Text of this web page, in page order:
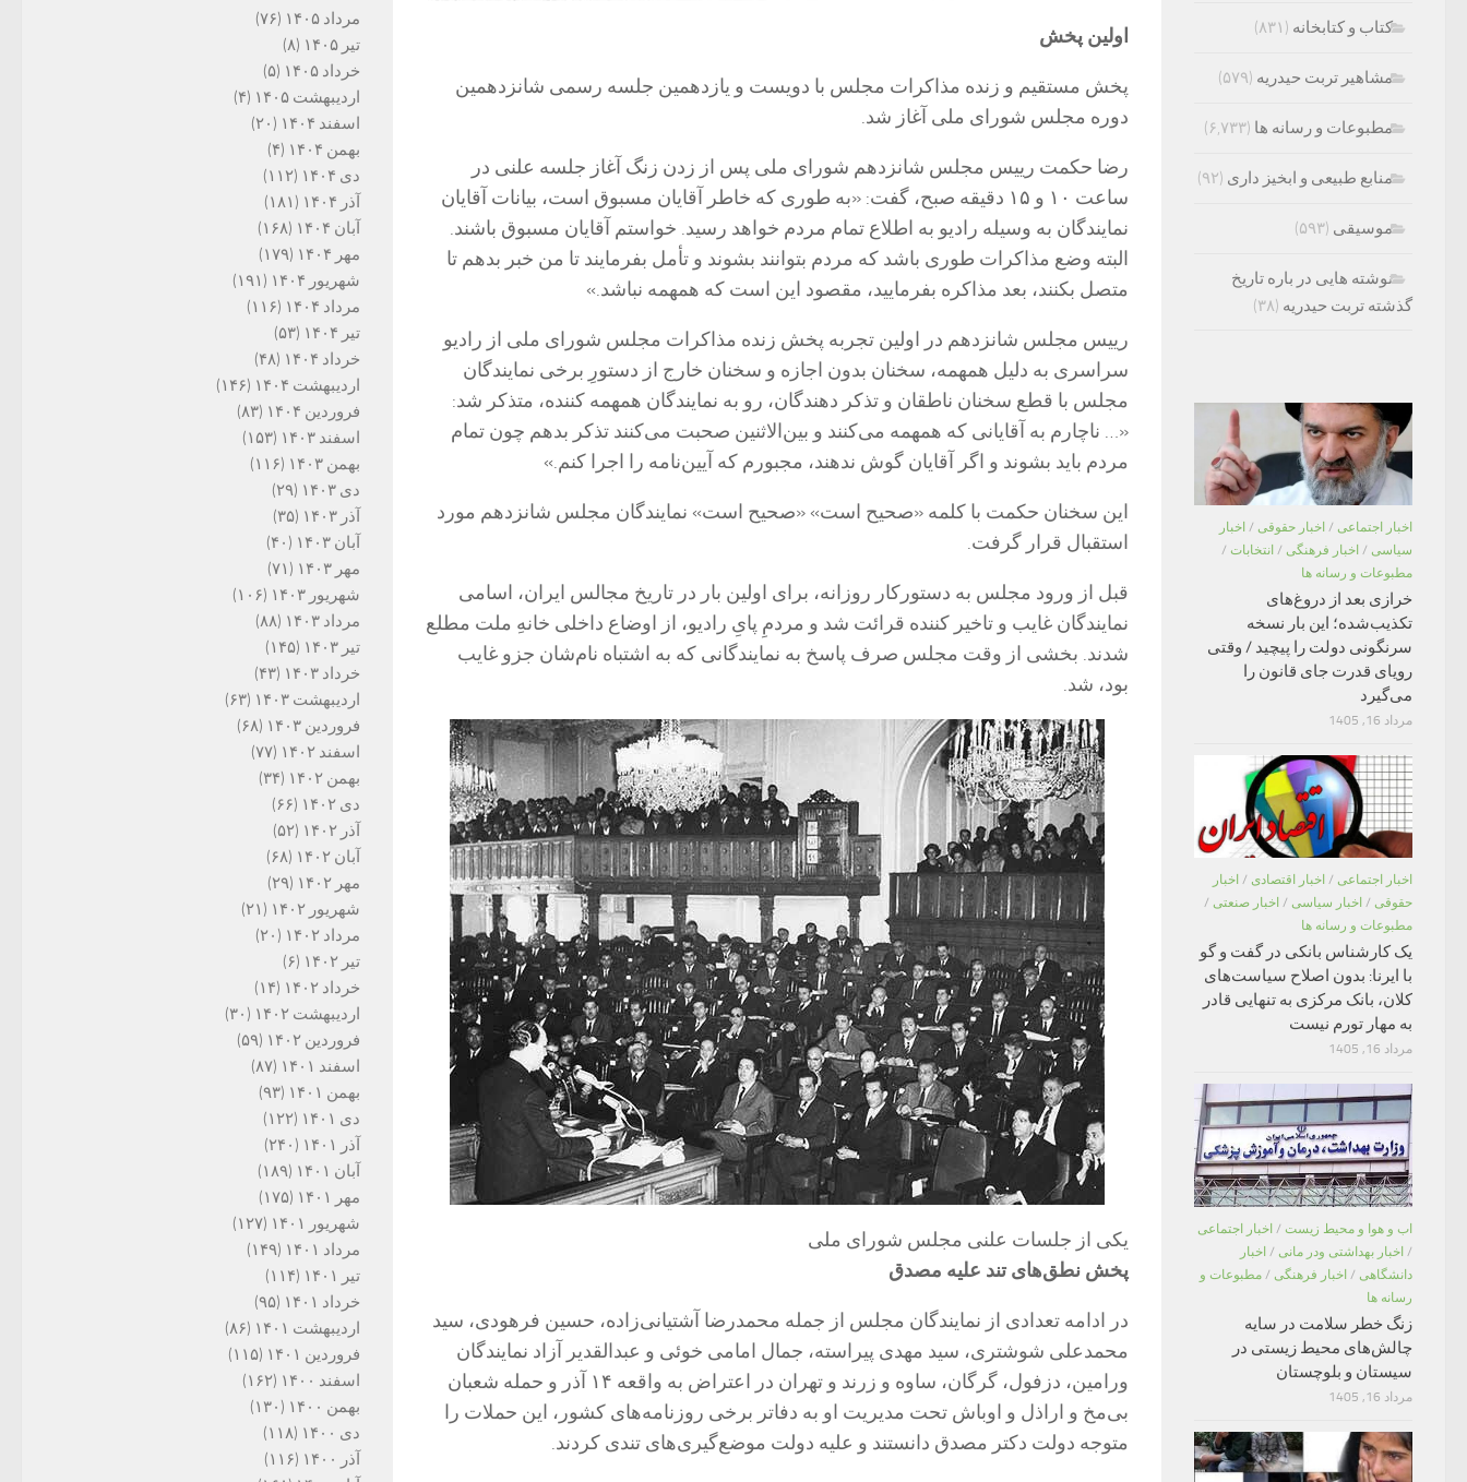
اولین پخش
پخش مستقیم و زنده مذاکرات مجلس با دویست و یازدهمین جلسه رسمی شانزدهمین
دوره مجلس شورای ملی آغاز شد.
رضا حکمت رییس مجلس شانزدهم شورای ملی پس از زدن زنگ آغاز جلسه علنی در
ساعت ۱۰ و ۱۵ دقیقه صبح، گفت: «به طوری که خاطر آقایان مسبوق است، بیانات آقایان
نمایندگان به وسیله رادیو به اطلاع تمام مردم خواهد رسید. خواستم آقایان مسبوق باشند.
البته وضع مذاکرات طوری باشد که مردم بتوانند بشوند و تأمل بفرمایند تا من خبر بدهم تا
متصل بکنند، بعد مذاکره بفرمایید، مقصود این است که همهمه نباشد.»
رییس مجلس شانزدهم در اولین تجربه پخش زنده مذاکرات مجلس شورای ملی از رادیو
سراسری به دلیل همهمه، سخنان بدون اجازه و سخنان خارج از دستورِ برخی نمایندگان
مجلس با قطع سخنان ناطقان و تذکر دهندگان، رو به نمایندگان همهمه کننده، متذکر شد:
«… ناچارم به آقایانی که همهمه می‌کنند و بین‌الاثنین صحبت می‌کنند تذکر بدهم چون تمام
مردم باید بشوند و اگر آقایان گوش ندهند، مجبورم که آیین‌نامه را اجرا کنم.»
این سخنان حکمت با کلمه «صحیح است» «صحیح است» نمایندگان مجلس شانزدهم مورد
استقبال قرار گرفت.
قبل از ورود مجلس به دستورکار روزانه، برای اولین بار در تاریخ مجالس ایران، اسامی
نمایندگان غایب و تاخیر کننده قرائت شد و مردمِ پایِ رادیو، از اوضاع داخلی خانهِ ملت مطلع
شدند. بخشی از وقت مجلس صرف پاسخ به نمایندگانی که به اشتباه نام‌شان جزو غایب
بود، شد.
یکی از جلسات علنی مجلس شورای ملی
پخش نطق‌های تند علیه مصدق
در ادامه تعدادی از نمایندگان مجلس از جمله محمدرضا آشتیانی‌زاده، حسین فرهودی، سید
محمدعلی شوشتری، سید مهدی پیراسته، جمال امامی خوئی و عبدالقدیر آزاد نمایندگان
ورامین، دزفول، گرگان، ساوه و زرند و تهران در اعتراض به واقعه ۱۴ آذر و حمله شعبان
بی‌مخ و اراذل و اوباش تحت مدیریت او به دفاتر برخی روزنامه‌های کشور، این حملات را
متوجه دولت دکتر مصدق دانستند و علیه دولت موضع‌گیری‌های تندی کردند.
مرداد ۱۴۰۵
(۷۶)
تیر ۱۴۰۵
(۸)
خرداد ۱۴۰۵
(۵)
اردیبهشت ۱۴۰۵
(۴)
اسفند ۱۴۰۴
(۲۰)
بهمن ۱۴۰۴
(۴)
دی ۱۴۰۴
(۱۱۲)
آذر ۱۴۰۴
(۱۸۱)
آبان ۱۴۰۴
(۱۶۸)
مهر ۱۴۰۴
(۱۷۹)
شهریور ۱۴۰۴
(۱۹۱)
مرداد ۱۴۰۴
(۱۱۶)
تیر ۱۴۰۴
(۵۳)
خرداد ۱۴۰۴
(۴۸)
اردیبهشت ۱۴۰۴
(۱۴۶)
فروردین ۱۴۰۴
(۸۳)
اسفند ۱۴۰۳
(۱۵۳)
بهمن ۱۴۰۳
(۱۱۶)
دی ۱۴۰۳
(۲۹)
آذر ۱۴۰۳
(۳۵)
آبان ۱۴۰۳
(۴۰)
مهر ۱۴۰۳
(۷۱)
شهریور ۱۴۰۳
(۱۰۶)
مرداد ۱۴۰۳
(۸۸)
تیر ۱۴۰۳
(۱۴۵)
خرداد ۱۴۰۳
(۴۳)
اردیبهشت ۱۴۰۳
(۶۳)
فروردین ۱۴۰۳
(۶۸)
اسفند ۱۴۰۲
(۷۷)
بهمن ۱۴۰۲
(۳۴)
دی ۱۴۰۲
(۶۶)
آذر ۱۴۰۲
(۵۲)
آبان ۱۴۰۲
(۶۸)
مهر ۱۴۰۲
(۲۹)
شهریور ۱۴۰۲
(۲۱)
مرداد ۱۴۰۲
(۲۰)
تیر ۱۴۰۲
(۶)
خرداد ۱۴۰۲
(۱۴)
اردیبهشت ۱۴۰۲
(۳۰)
فروردین ۱۴۰۲
(۵۹)
اسفند ۱۴۰۱
(۸۷)
بهمن ۱۴۰۱
(۹۳)
دی ۱۴۰۱
(۱۲۲)
آذر ۱۴۰۱
(۲۴۰)
آبان ۱۴۰۱
(۱۸۹)
مهر ۱۴۰۱
(۱۷۵)
شهریور ۱۴۰۱
(۱۲۷)
مرداد ۱۴۰۱
(۱۴۹)
تیر ۱۴۰۱
(۱۱۴)
خرداد ۱۴۰۱
(۹۵)
اردیبهشت ۱۴۰۱
(۸۶)
فروردین ۱۴۰۱
(۱۱۵)
اسفند ۱۴۰۰
(۱۶۲)
بهمن ۱۴۰۰
(۱۳۰)
دی ۱۴۰۰
(۱۱۸)
آذر ۱۴۰۰
(۱۱۶)
کتاب و کتابخانه (۸۳۱)
مشاهیر تربت حیدریه (۵۷۹)
مطبوعات و رسانه ها (۶,۷۳۳)
منابع طبیعی و ابخیز داری (۹۲)
موسیقی (۵۹۳)
نوشته هایی در باره تاریخ
گذشته تربت حیدریه (۳۸)
اخبار اجتماعی / اخبار حقوقی / اخبار
سیاسی / اخبار فرهنگی / انتخابات /
مطبوعات و رسانه ها
خرازی بعد از دروغ‌های
تکذیب‌شده؛ این بار نسخه
سرنگونی دولت را پیچید / وقتی
رویای قدرت جای قانون را
می‌گیرد
مرداد 16, 1405
اخبار اجتماعی / اخبار اقتصادی / اخبار
حقوقی / اخبار سیاسی / اخبار صنعتی /
مطبوعات و رسانه ها
یک کارشناس بانکی در گفت و گو
با ایرنا: بدون اصلاح سیاست‌های
کلان، بانک مرکزی به تنهایی قادر
به مهار تورم نیست
مرداد 16, 1405
اب و هوا و محیط زیست / اخبار اجتماعی
/ اخبار بهداشتی ودر مانی / اخبار
دانشگاهی / اخبار فرهنگی / مطبوعات و
رسانه ها
زنگ خطر سلامت در سایه
چالش‌های محیط زیستی در
سیستان و بلوچستان
مرداد 16, 1405